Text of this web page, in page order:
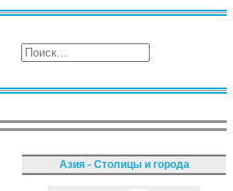
Азия - Столицы и города